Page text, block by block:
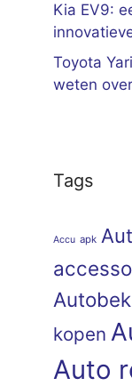
Kia EV9:
Toyota
weten
Tags
Accu apk
kopen
Auto